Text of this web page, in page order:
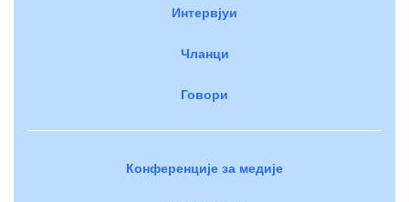
Интервјуи
Чланци
Говори
Конференције за медије